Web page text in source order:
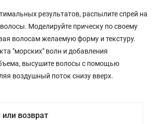
результатов, распылите спрей на
Моделируйте прическу по своему
волосам желаемую форму и текстуру.
"морских" волн и добавления
высушите волосы с помощью
воздушный поток снизу вверх.
возврат